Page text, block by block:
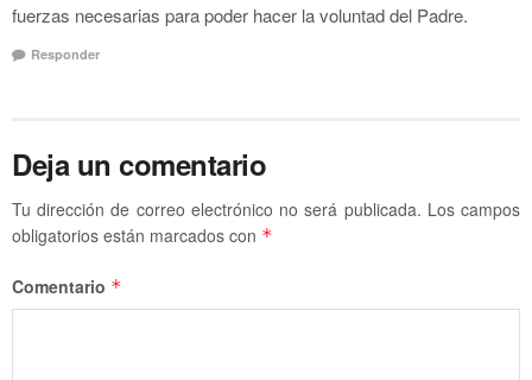
fuerzas necesarias para poder hacer la voluntad del Padre.
Responder
Deja un comentario
Tu dirección de correo electrónico no será publicada. Los campos
obligatorios están marcados con *
Comentario *